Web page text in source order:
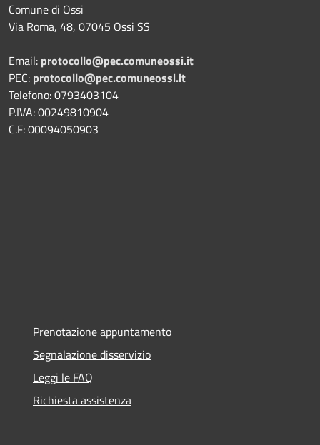
Comune di Ossi
Via Roma, 48, 07045 Ossi SS
Email: protocollo@pec.comuneossi.it
PEC: protocollo@pec.comuneossi.it
Telefono: 0793403104
P.IVA: 00249810904
C.F: 00094050903
Prenotazione appuntamento
Segnalazione disservizio
Leggi le FAQ
Richiesta assistenza